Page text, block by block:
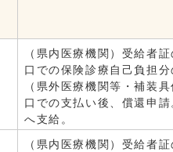
（県内医療機関）受給者
口での保険診療自己負担分
（県外医療機関等・補装
口での支払い後、償還申
へ支給。
（県内医療機関）受給者